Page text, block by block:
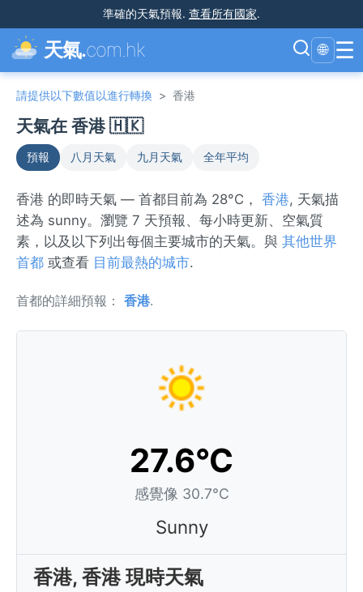
準確的天氣預報. 查看所有國家.
天氣.com.hk 🌐 ☰
請提供以下數值以進行轉換 > 香港
天氣在 香港 🇭🇰
預報 八月天氣 九月天氣 全年平均
香港 的即時天氣 — 首都目前為 28°C， 香港, 天氣描
述為 sunny。瀏覽 7 天預報、每小時更新、空氣質
素，以及以下列出每個主要城市的天氣。與 其他世界
首都 或查看 目前最熱的城市.
首都的詳細預報： 香港.
27.6°C
感覺像 30.7°C
Sunny
香港, 香港 現時天氣